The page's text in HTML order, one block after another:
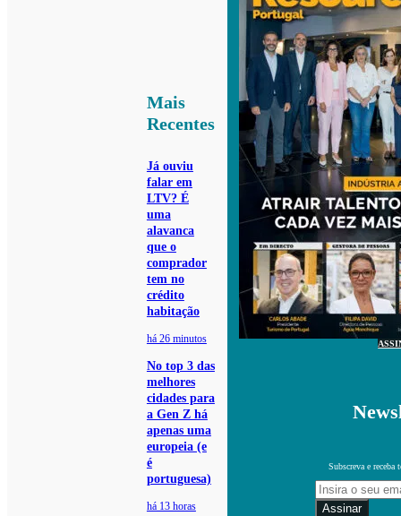
Mais
Recentes
Já ouviu
falar em
LTV? É
uma
alavanca
que o
comprador
tem no
crédito
habitação
há 26 minutos
No top 3 das
melhores
cidades para
a Gen Z há
apenas uma
europeia (e
é
portuguesa)
há 13 horas
Subscreva e receba
Assinar